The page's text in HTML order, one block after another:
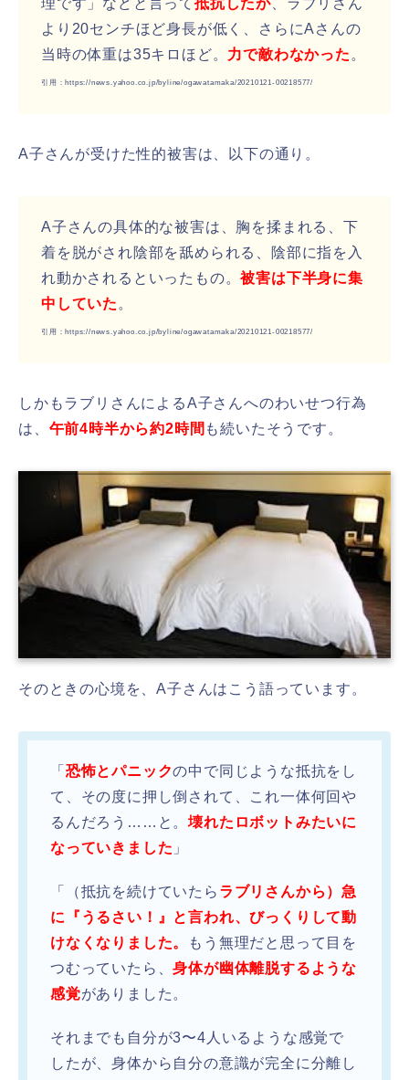
理です」などと言って 抵抗したが 、ラブリさん
より20センチほど身長が低く、さらにAさんの
当時の体重は35キロほど。 力で敵わなかった 。
引用：https://news.yahoo.co.jp/byline/ogawatamaka/20210121-00218577/
A子さんが受けた性的被害は、以下の通り。
A子さんの具体的な被害は、胸を揉まれる、下
着を脱がされ陰部を舐められる、陰部に指を入
れ動かされるといったもの。被害は下半身に集
中していた 。
引用：https://news.yahoo.co.jp/byline/ogawatamaka/20210121-00218577/
しかもラブリさんによるA子さんへのわいせつ行為
は、 午前4時半から約2時間 も続いたそうです。
そのときの心境を、A子さんはこう語っています。
「 恐怖とパニックの中で同じような抵抗をし
て、その度に押し倒されて、これ一体何回や
るんだろう……と。壊れたロボットみたいに
なっていきました 」
「（抵抗を続けていたら ラブリさんから）急
に『うるさい！』と言われ、びっくりして動
けなくなりました。
もう無理だと思って目を
つむっていたら、身体が幽体離脱するような
感覚がありました。
それまでも自分が3〜4人いるような感覚で
したが、身体から自分の意識が完全に分離し